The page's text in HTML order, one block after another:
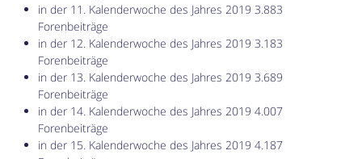
in der 11. Kalenderwoche des Jahres 2019 3.883
Forenbeiträge
in der 12. Kalenderwoche des Jahres 2019 3.183
Forenbeiträge
in der 13. Kalenderwoche des Jahres 2019 3.689
Forenbeiträge
in der 14. Kalenderwoche des Jahres 2019 4.007
Forenbeiträge
in der 15. Kalenderwoche des Jahres 2019 4.187